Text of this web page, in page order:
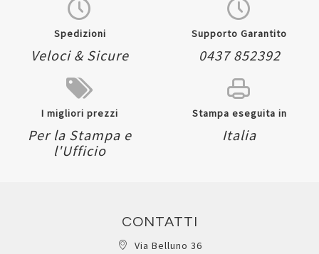
Spedizioni
Veloci & Sicure
Supporto Garantito
0437 852392
I migliori prezzi
Per la Stampa e
l'Ufficio
Stampa eseguita in
Italia
CONTATTI
Via Belluno 36